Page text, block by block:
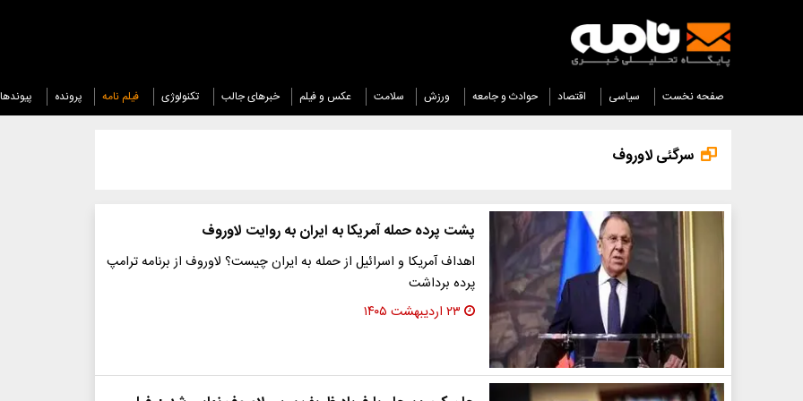
صفحه نخست سیاسی اقتصاد حوادث و جامعه ورزش سلامت عکس و فیلم خبرهای جالب تکنولوژی فیلم نامه پرونده پیوندها
سرگئی لاوروف
پشت پرده حمله آمریکا به ایران به روایت لاوروف
اهداف آمریکا و اسرائیل از حمله به ایران چیست؟ لاوروف از برنامه ترامپ
پرده برداشت
۲۳ اردیبهشت ۱۴۰۵